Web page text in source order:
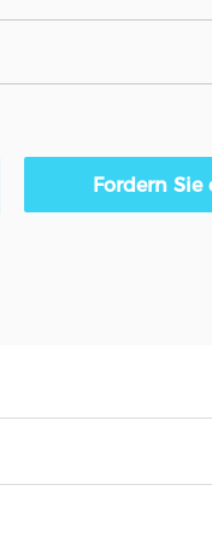
Fordern